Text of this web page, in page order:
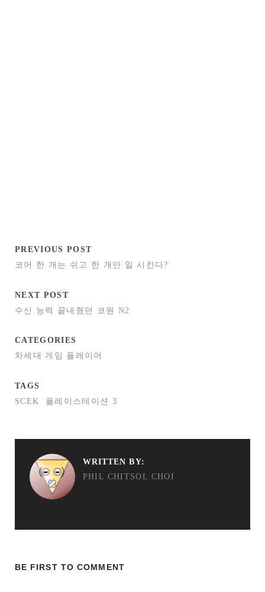
PREVIOUS POST
코어 한 개는 쉬고 한 개만 일 시킨다?
NEXT POST
수신 능력 끝내줬던 코원 N2
CATEGORIES
차세대 게임 플레이어
TAGS
SCEK
플레이스테이션 3
WRITTEN BY:
PHIL CHITSOL CHOI
BE FIRST TO COMMENT